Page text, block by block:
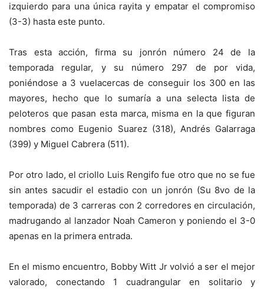
izquierdo para una única rayita y empatar el compromiso
(3-3) hasta este punto.
Tras esta acción, firma su jonrón número 24 de la
temporada regular, y su número 297 de por vida,
poniéndose a 3 vuelacercas de conseguir los 300 en las
mayores, hecho que lo sumaría a una selecta lista de
peloteros que pasan esta marca, misma en la que figuran
nombres como Eugenio Suarez (318), Andrés Galarraga
(399) y Miguel Cabrera (511).
Por otro lado, el criollo Luis Rengifo fue otro que no se fue
sin antes sacudir el estadio con un jonrón (Su 8vo de la
temporada) de 3 carreras con 2 corredores en circulación,
madrugando al lanzador Noah Cameron y poniendo el 3-0
apenas en la primera entrada.
En el mismo encuentro, Bobby Witt Jr volvió a ser el mejor
valorado, conectando 1 cuadrangular en solitario y